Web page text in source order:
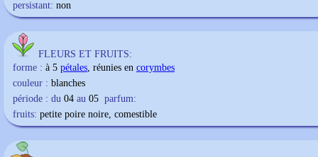
persistant: non
FLEURS ET FRUITS:
forme : à 5 pétales, réunies en corymbes
couleur : blanches
période : du 04 au 05 parfum:
fruits: petite poire noire, comestible